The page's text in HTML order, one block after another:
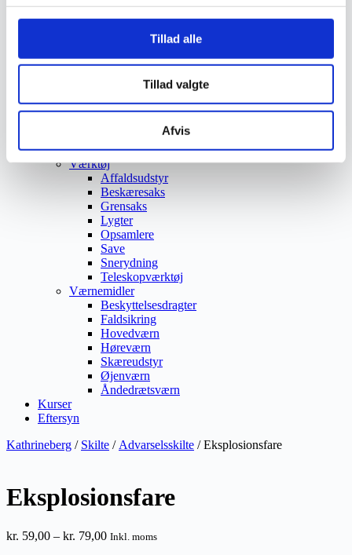
Tillad alle
Tillad valgte
Afvis
Ozonmaskiner
Trafiksikkerhed
Afspærring
Trafikspejle
Vejbump
Vejmarkering
Vejmaling
Vedligeholdelsesprodukter
Værktøj
Affaldsudstyr
Beskæresaks
Grensaks
Lygter
Opsamlere
Save
Snerydning
Teleskopværktøj
Værnemidler
Beskyttelsesdragter
Faldsikring
Hovedværn
Høreværn
Skæreudstyr
Øjenværn
Åndedrætsværn
Kurser
Eftersyn
Kathrineberg / Skilte / Advarselsskilte / Eksplosionsfare
Eksplosionsfare
kr. 59,00 – kr. 79,00Prisinterval:
Inkl. moms